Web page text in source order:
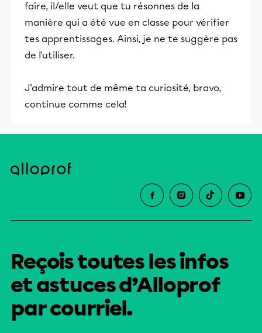
faire, il/elle veut que tu résonnes de la
manière qui a été vue en classe pour vérifier
tes apprentissages. Ainsi, je ne te suggère pas
de l'utiliser.
J'admire tout de même ta curiosité, bravo,
continue comme cela!
Reçois toutes les infos
et astuces d’Alloprof
par courriel.